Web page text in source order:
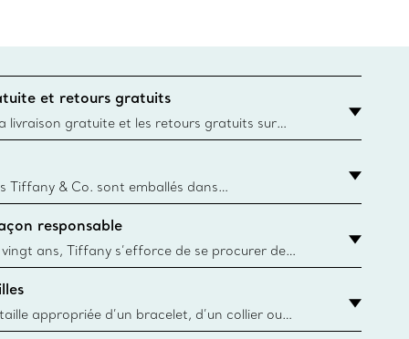
et retours gratuits
livraison gratuite et les retours gratuits sur
Tiffany & Co. passées sur le site Web
la destination est l’adresse d’un particulier.
Tiffany & Co. sont emballés dans
Box. Bien que l'histoire de cet emballage célèbre
toutes les Blue Box et sacs sont aujourd'hui
de papier provenant de sources durables et de
responsable
vingt ans, Tiffany s’efforce de se procurer de
les matériaux précieux utilisés dans la
bijoux. En apprendre davantage
appropriée d’un bracelet, d’un collier ou
au guide des tailles de Tiffany & Co.